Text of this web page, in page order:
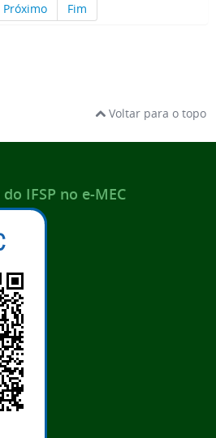
Próximo Fim
Voltar para o topo
IFSP no e-MEC